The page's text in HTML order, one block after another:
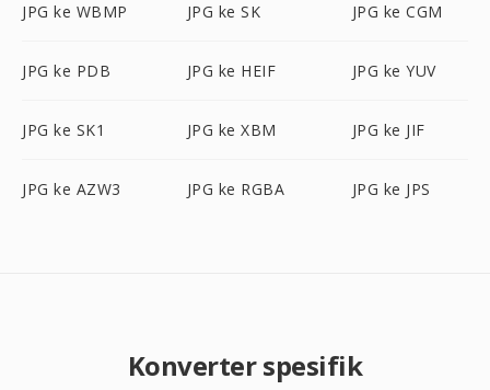
JPG ke WBMP JPG ke SK JPG ke CGM
JPG ke PDB JPG ke HEIF JPG ke YUV
JPG ke SK1 JPG ke XBM JPG ke JIF
JPG ke AZW3 JPG ke RGBA JPG ke JPS
Konverter spesifik